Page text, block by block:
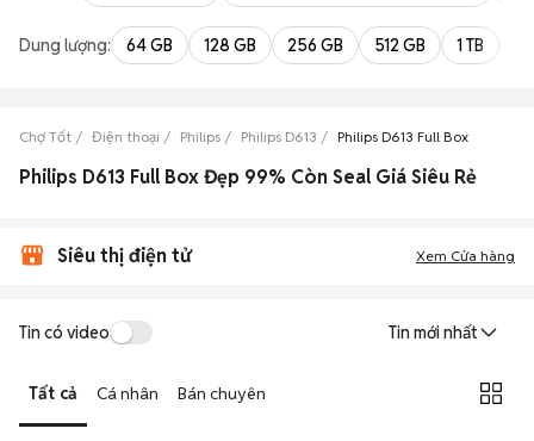
Dung lượng: 64 GB 128 GB 256 GB 512 GB 1 TB
Chợ Tốt Điện thoại Philips Philips D613 Philips D613 Full Box
Philips D613 Full Box Đẹp 99% Còn Seal Giá Siêu Rẻ
Siêu thị điện tử Xem Cửa hàng
Tin có video Tin mới nhất
Tất cả Cá nhân Bán chuyên